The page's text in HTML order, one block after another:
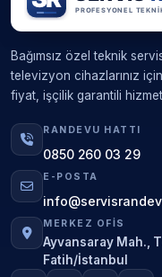
Bağımsız özel teknik
televizyon cihazlarınız
fiyat, işçilik garantili
RANDEVU HATTI
0850 260 03 29
E-POSTA
MERKEZ OFIS
Ayvansaray Mah.,
Fatih/İstanbul